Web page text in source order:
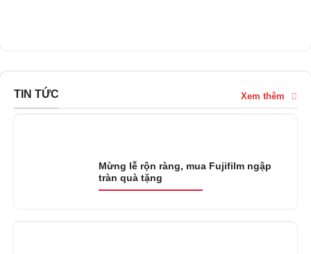
TIN TỨC Xem thêm
Mừng lễ rộn ràng, mua Fujifilm ngập
tràn quà tặng